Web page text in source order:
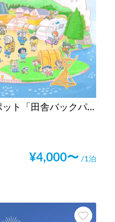
能登半島の車中泊スポット「田舎バックパッカーハウス Station 1」キャンピングカーだけでなく、ライダーのバイク旅人、チャリダー 自転車旅人、バックパッカーのテント泊もウェルカム！キャンピングカー素泊まりも可！夜中の予約も可能！
¥4,000〜 /1泊